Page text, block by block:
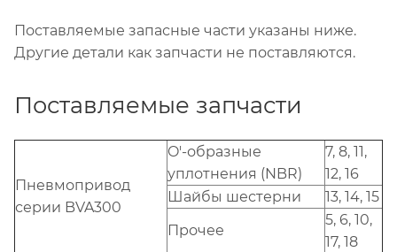
Поставляемые запасные части указаны ниже.
Другие детали как запчасти не поставляются.
Поставляемые запчасти
Пневмопривод
серии BVA300
O'-образные
уплотнения (NBR)
7, 8, 11,
12, 16
Шайбы шестерни
13, 14, 15
Прочее
5, 6, 10,
17, 18